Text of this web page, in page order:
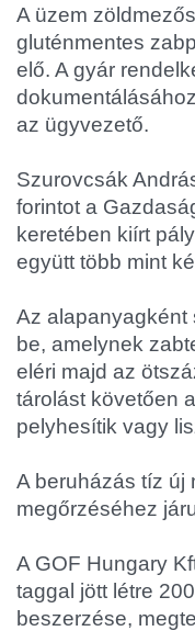
A üzem
gluténmentes
elő. A gyár
az ügyvezető.
Szurovcsák
forintot a
keretében kiírt
együtt több mint
Az alapanyagként
be, amelynek
eléri majd az
tárolást követően
pelyhesítik vagy
A beruházás tíz új
megőrzéséhez
A GOF Hungary
taggal jött létre
beszerzése,